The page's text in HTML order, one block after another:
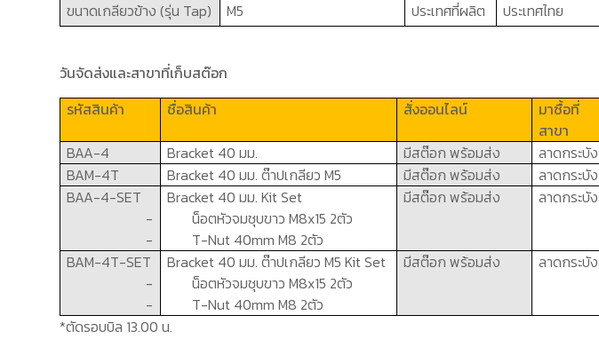
ขนาดเกลียวข้าง (รุ่น Tap) M5 ประเทศที่ผลิต ประเทศไทย
วันจัดส่งและสาขาที่เก็บสต๊อก
รหัสสินค้า
ชื่อสินค้า สั่งออนไลน์
มาซื้อที่
สาขา
BAA-4 Bracket 40 มม. มีสต๊อก พร้อมส่ง
ลาดกระบัง
BAM-4T
Bracket 40 มม. ต๊าปเกลียวM5 มีสต๊อก พร้อมส่ง
ลาดกระบัง
BAA-4-SET
Bracket 40 มม.Kit Set
-
น็อตหัวจมชุบขาว M8x15 2ตัว
-
T-Nut 40mm M8 2ตัว
มีสต๊อก พร้อมส่ง ลาดกระบัง
BAM-4T-SET Bracket 40 มม. ต๊าปเกลียวM5 Kit Set
-
น็อตหัวจมชุบขาว M8x15 2ตัว
-
T-Nut 40mm M8 2ตัว
มีสต๊อก พร้อมส่ง ลาดกระบัง
*ตัดรอบบิล 13.00 น.